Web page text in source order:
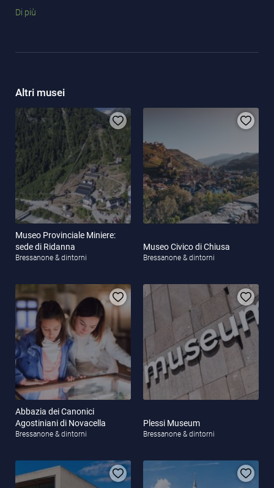
Di più
Altri musei
Museo Provinciale Miniere:
sede di Ridanna
Bressanone & dintorni
Museo Civico di Chiusa
Bressanone & dintorni
Abbazia dei Canonici
Agostiniani di Novacella
Bressanone & dintorni
Plessi Museum
Bressanone & dintorni